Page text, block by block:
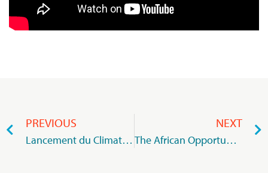
PREVIOUS
Lancement du Climate Governance Initiative Mauritius
NEXT
The African Opportunity : Key Insights for Directors » : une publication stratégique du Directors Forum du MIoD et PwC Mauritius